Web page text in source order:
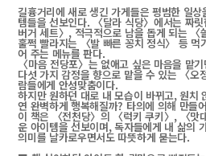
길흉거리에 새로 생긴 가게들은 평범한 일
템들을 선보인다. 〈달라 식당〉에서는 짜
버거 세트〉, 적극적으로 남을 돕게 되는 〈
훌쩍 빨라지는 〈발 빠른 꽁치 정식〉 등 먹
어 주는 메뉴를 판다.
〈마음 전당포〉는 없애고 싶은 마음을 맡
다섯 가지 감정을 향으로 맡을 수 있는 〈오
람들에게 안성맞춤이다.
하지만 원하던 대로 내 모습이 바뀌고, 원치
연 완벽하게 행복해질까? 타의에 의해 만들
이 책은 〈전천당〉의 〈럭키 쿠키〉, 〈맛
운 아이템을 선보이며, 독자들에게 내 삶의
의미를 날카로우면서도 따뜻하게 묻는다.